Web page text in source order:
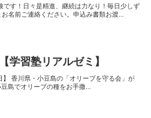
です！日々是精進、継続は力なり！毎日少しず
名前ご連絡ください。申込み書類お渡...
学習塾リアルゼミ】
香川県・小豆島の「オリーブを守る会」が
島でオリーブの種をお手撒...